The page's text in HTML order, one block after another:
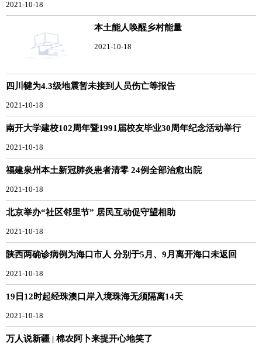
2021-10-18
本土能人唤醒乡村能量
2021-10-18
四川犍为4.3级地震暂未接到人员伤亡等报告
2021-10-18
南开大学建校102周年暨1991届校友毕业30周年纪念活动举行
2021-10-18
福建泉州本土新冠肺炎患者清零 24例全部治愈出院
2021-10-18
北京举办“社区邻里节” 居民互动促守望相助
2021-10-18
陕西两确诊病例为海口市人 分别于5月、9月离开海口未返回
2021-10-18
19日12时起经珠澳口岸入境珠海无须隔离14天
2021-10-18
万人说新疆 | 棉农阿卜来提开心地笑了